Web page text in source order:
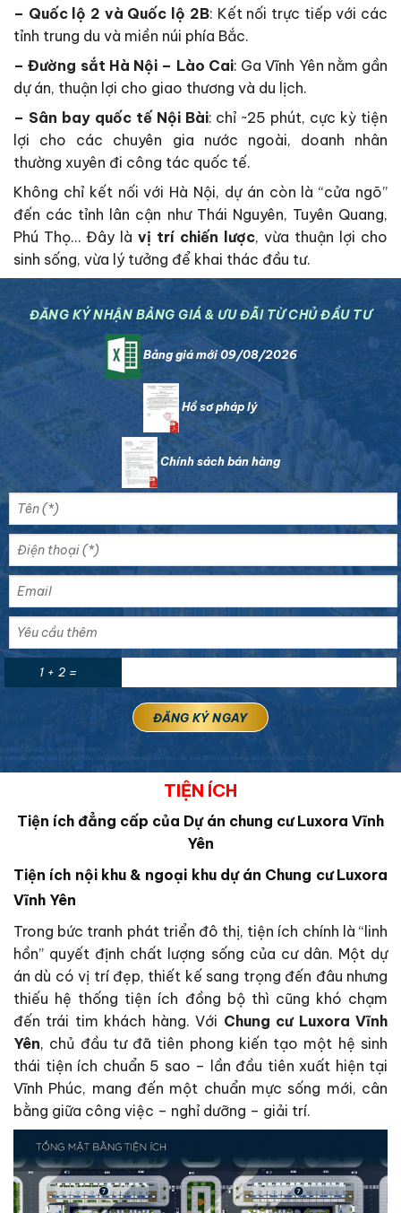
– Quốc lộ 2 và Quốc lộ 2B: Kết nối trực tiếp với các
tỉnh trung du và miền núi phía Bắc.
– Đường sắt Hà Nội – Lào Cai: Ga Vĩnh Yên nằm gần
dự án, thuận lợi cho giao thương và du lịch.
– Sân bay quốc tế Nội Bài: chỉ ~25 phút, cực kỳ tiện
lợi cho các chuyên gia nước ngoài, doanh nhân
thường xuyên đi công tác quốc tế.
Không chỉ kết nối với Hà Nội, dự án còn là “cửa ngõ”
đến các tỉnh lân cận như Thái Nguyên, Tuyên Quang,
Phú Thọ… Đây là vị trí chiến lược, vừa thuận lợi cho
sinh sống, vừa lý tưởng để khai thác đầu tư.
ĐĂNG KÝ NHẬN BẢNG GIÁ & ƯU ĐÃI TỪ CHỦ ĐẦU TƯ
Bảng giá mới 09/08/2026
Hồ sơ pháp lý
Chính sách bán hàng
1 + 2 =
TIỆN ÍCH
Tiện ích đẳng cấp của Dự án chung cư Luxora Vĩnh
Yên
Tiện ích nội khu & ngoại khu dự án Chung cư Luxora
Vĩnh Yên
Trong bức tranh phát triển đô thị, tiện ích chính là “linh
hồn” quyết định chất lượng sống của cư dân. Một dự
án dù có vị trí đẹp, thiết kế sang trọng đến đâu nhưng
thiếu hệ thống tiện ích đồng bộ thì cũng khó chạm
đến trái tim khách hàng. Với Chung cư Luxora Vĩnh
Yên, chủ đầu tư đã tiên phong kiến tạo một hệ sinh
thái tiện ích chuẩn 5 sao – lần đầu tiên xuất hiện tại
Vĩnh Phúc, mang đến một chuẩn mực sống mới, cân
bằng giữa công việc – nghỉ dưỡng – giải trí.